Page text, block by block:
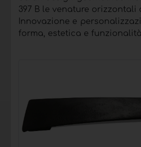
397 B le venature
Innovazione e
forma, estetica e